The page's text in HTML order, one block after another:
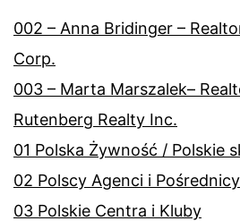
002 – Anna Bridinger –
Corp.
003 – Marta Marszalek–
Rutenberg Realty Inc.
01 Polska Żywność / Polskie
02 Polscy Agenci i
03 Polskie Centra i Kluby